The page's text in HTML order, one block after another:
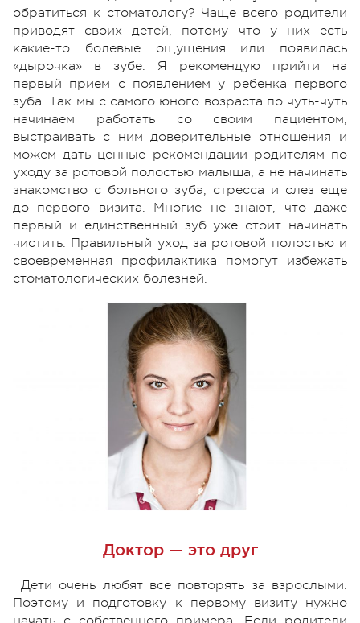
обратиться к стоматологу? Чаще всего родители
приводят своих детей, потому что у них есть
какие-то болевые ощущения или появилась
«дырочка» в зубе. Я рекомендую прийти на
первый прием с появлением у ребенка первого
зуба. Так мы с самого юного возраста по чуть-чуть
начинаем работать со своим пациентом,
выстраивать с ним доверительные отношения и
можем дать ценные рекомендации родителям по
уходу за ротовой полостью малыша, а не начинать
знакомство с больного зуба, стресса и слез еще
до первого визита. Многие не знают, что даже
первый и единственный зуб уже стоит начинать
чистить. Правильный уход за ротовой полостью и
своевременная профилактика помогут избежать
стоматологических болезней.
Доктор — это друг
Дети очень любят все повторять за взрослыми.
Поэтому и подготовку к первому визиту нужно